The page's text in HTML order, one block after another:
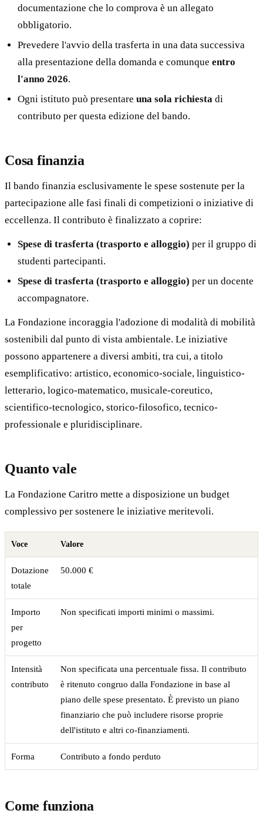
documentazione che lo comprova è un allegato
obbligatorio.
Prevedere l'avvio della trasferta in una data successiva
alla presentazione della domanda e comunqueentro
l'anno 2026.
Ogni istituto può presentareuna sola richiesta di
contributo per questa edizione del bando.
Cosa finanzia
Il bando finanzia esclusivamente le spese sostenute per la
partecipazione alle fasi finali di competizioni o iniziative di
eccellenza. Il contributo è finalizzato a coprire:
Spese di trasferta (trasporto e alloggio) per il gruppo di
studenti partecipanti.
Spese di trasferta (trasporto e alloggio) per un docente
accompagnatore.
La Fondazione incoraggia l'adozione di modalità di mobilità
sostenibili dal punto di vista ambientale. Le iniziative
possono appartenere a diversi ambiti, tra cui, a titolo
esemplificativo: artistico, economico-sociale, linguistico-
letterario, logico-matematico, musicale-coreutico,
scientifico-tecnologico, storico-filosofico, tecnico-
professionale e pluridisciplinare.
Quanto vale
La Fondazione Caritro mette a disposizione un budget
complessivo per sostenere le iniziative meritevoli.
Voce Valore
Dotazione
totale
50.000 €
Importo
per
progetto
Non specificati importi minimi o massimi.
Intensità
contributo
Non specificata una percentuale fissa. Il contributo
è ritenuto congruo dalla Fondazione in base al
piano delle spese presentato. È previsto un piano
finanziario che può includere risorse proprie
dell'istituto e altri co-finanziamenti.
Forma Contributo a fondo perduto
Come funziona